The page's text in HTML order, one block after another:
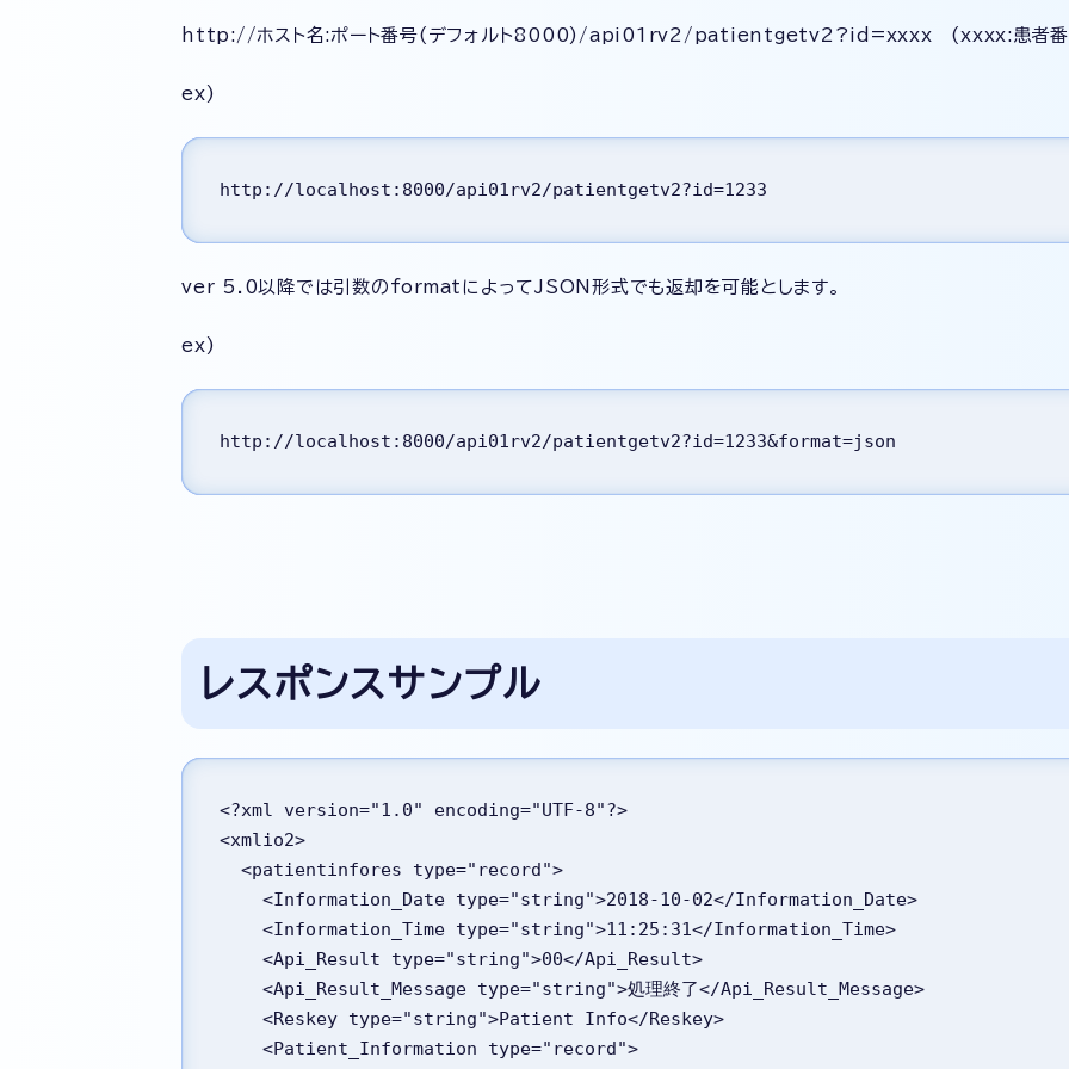
http://ホスト名:ポート番号(デフォルト8000)/api01rv2/patientgetv2?id=xxxx (xxxx:患者番
ex)
http://localhost:8000/api01rv2/patientgetv2?id=1233
ver 5.0以降では引数のformatによってJSON形式でも返却を可能とします。
ex)
http://localhost:8000/api01rv2/patientgetv2?id=1233&format=json
レスポンスサンプル
<?xml version="1.0" encoding="UTF-8"?>
<xmlio2>
  <patientinfores type="record">
    <Information_Date type="string">2018-10-02</Information_Date>
    <Information_Time type="string">11:25:31</Information_Time>
    <Api_Result type="string">00</Api_Result>
    <Api_Result_Message type="string">処理終了</Api_Result_Message>
    <Reskey type="string">Patient Info</Reskey>
    <Patient_Information type="record">